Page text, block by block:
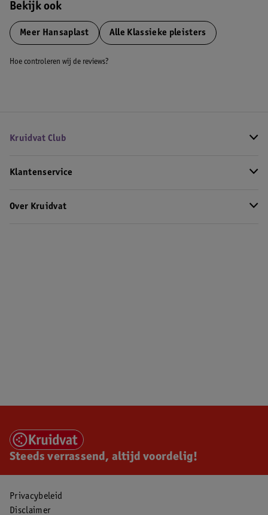
Bekijk ook
Meer Hansaplast Alle Klassieke pleisters
Hoe controleren wij de reviews?
Kruidvat Club
Klantenservice
Over Kruidvat
Steeds verrassend, altijd voordelig!
Privacybeleid
Disclaimer